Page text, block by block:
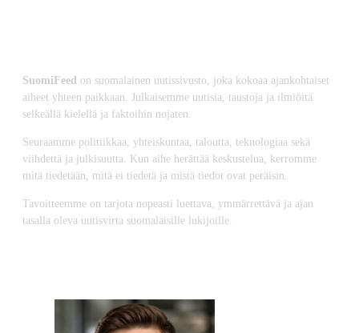
SuomiFeed on suomalainen uutissivusto, joka kokoaa ajankohtaiset
aiheet yhteen paikkaan. Julkaisemme uutisia, taustoja ja ilmiöitä
selkeällä kielellä ja faktoihin nojaten.
Seuraamme politiikkaa, yhteiskuntaa, taloutta, teknologiaa sekä
viihdettä ja julkisuutta. Kun aihe herättää keskustelua, kerromme
mitä tiedetään, mitä ei tiedetä ja mistä tiedot ovat peräisin.
Tavoitteemme on tarjota nopeasti luettava, ymmärrettävä ja ajan
tasalla oleva uutisvirta suomalaisille lukijoille.